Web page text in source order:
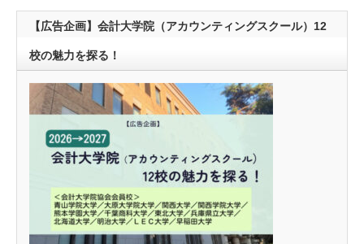
【広告企画】会計大学院（アカウンティングスクール）12
校の魅力を探る！